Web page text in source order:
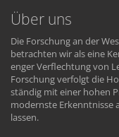
Über uns
Die Forschung an der
betrachten wir als eine
enger Verflechtung von
Forschung verfolgt die
ständig mit einer hohen
modernste Erkenntnisse
lassen.